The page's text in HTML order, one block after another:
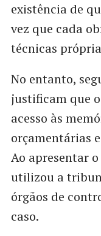
existência de
vez que cada
técnicas
No entanto,
justificam que
acesso às
orçamentárias
Ao apresentar
utilizou a
órgãos de
caso.